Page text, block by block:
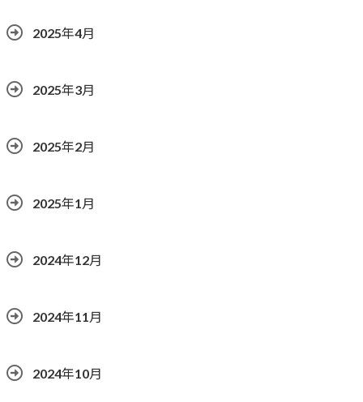
2025年4月
2025年3月
2025年2月
2025年1月
2024年12月
2024年11月
2024年10月